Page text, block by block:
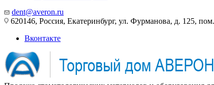
dent@averon.ru
620146, Россия, Екатеринбург, ул. Фурманова, д. 125,
Вконтакте